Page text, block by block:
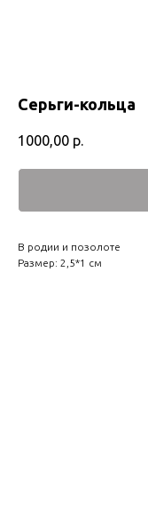
Серьги-кольца
1000,00 р.
В родии и позолоте
Размер: 2,5*1 см